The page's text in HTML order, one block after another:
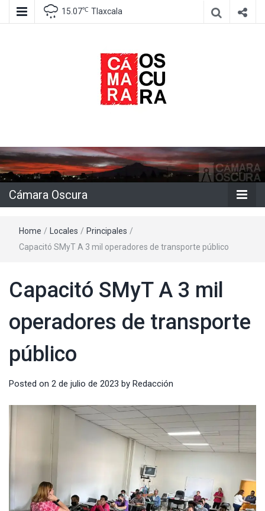
15.07℃ Tlaxcala
Cámara
Oscura
Cámara Oscura
Home / Locales / Principales /
Capacitó SMyT A 3 mil operadores de transporte público
Capacitó SMyT A 3 mil
operadores de transporte
público
Posted on 2 de julio de 2023 by Redacción